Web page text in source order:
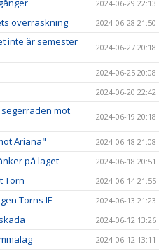
2024-06-29 22:13
överraskning 2024-06-28 21:50
inte är semester
2024-06-27 20:18
2024-06-25 20:08
2024-06-20 22:42
mot
2024-06-19 20:18
Ariana" 2024-06-18 21:08
på laget 2024-06-18 20:51
Torn 2024-06-14 21:55
Torns IF 2024-06-13 21:23
2024-06-12 13:26
2024-06-12 13:11